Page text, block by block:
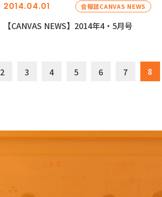
2014.04.01 会報誌CANVAS NEWS
【CANVAS NEWS】2014年4・5月号
2 3 4 5 6 7 8